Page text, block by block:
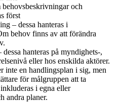
behovsbeskrivningar och
först
– dessa hanteras i
behov finns av att förändra
hanteras på myndighets-,
eller hos enskilda aktörer.
inte en handlingsplan i sig, men
för målgruppen att ta
i egna eller
andra planer.